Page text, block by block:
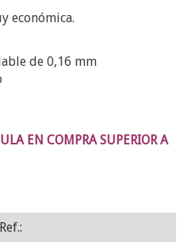
económica.
de 0,16 mm
EN COMPRA SUPERIOR A
Ref.: